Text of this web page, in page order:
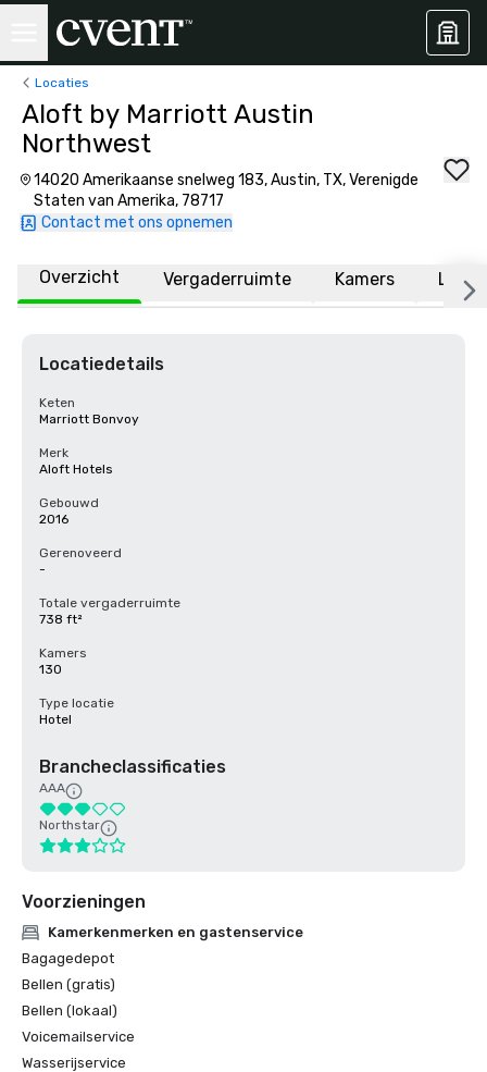
Locaties
Aloft by Marriott Austin
Northwest
14020 Amerikaanse snelweg 183, Austin, TX, Verenigde
Staten van Amerika, 78717
Contact met ons opnemen
Overzicht Vergaderruimte Kamers
Locatiedetails
Keten
Marriott Bonvoy
Merk
Aloft Hotels
Gebouwd
2016
Gerenoveerd
-
Totale vergaderruimte
738 ft²
Kamers
130
Type locatie
Hotel
Brancheclassificaties
AAA
Northstar
Voorzieningen
Kamerkenmerken en gastenservice
Bagagedepot
Bellen (gratis)
Bellen (lokaal)
Voicemailservice
Wasserijservice